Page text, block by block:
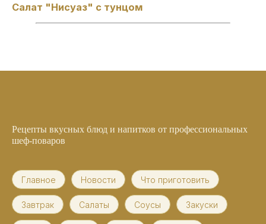
Салат "Нисуаз" с тунцом
Рецепты вкусных блюд и напитков от профессиональных
шеф-поваров
Главное Новости Что приготовить
Завтрак Салаты Соусы Закуски